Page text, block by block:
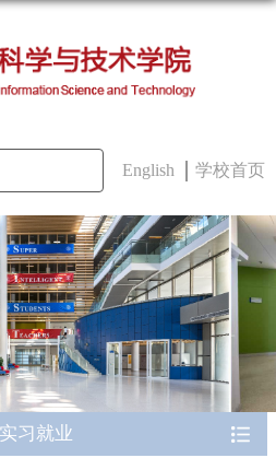
English 学校首页
实习就业